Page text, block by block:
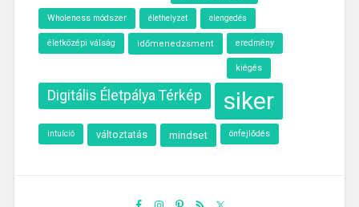
Wholeness módszer élethelyzet elengedés
életközépi válság időmenedzsment eredmény
kiégés
Digitális Életpálya Térkép siker
intuíció változtatás mindset önfejlődés